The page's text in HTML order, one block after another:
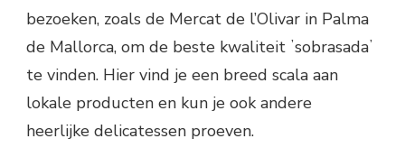
bezoeken, zoals de Mercat de l’Olivar in Palma
de Mallorca, om de beste kwaliteit ʼsobrasadaʼ
te vinden. Hier vind je een breed scala aan
lokale producten en kun je ook andere
heerlijke delicatessen proeven.